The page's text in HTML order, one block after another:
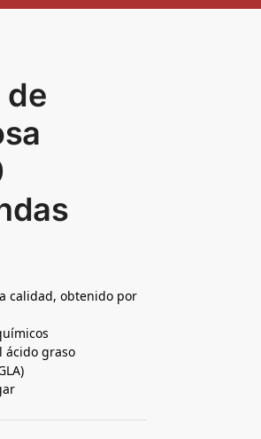
de
calidad, obtenido por
ácido graso